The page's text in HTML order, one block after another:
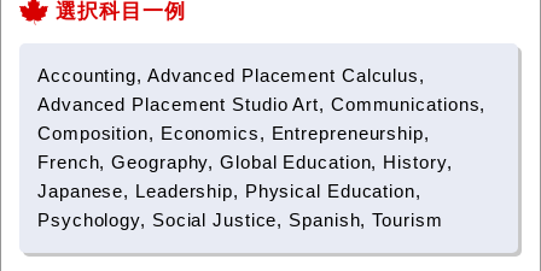
選択科目一例
Accounting, Advanced Placement Calculus,
Advanced Placement Studio Art, Communications,
Composition, Economics, Entrepreneurship,
French, Geography, Global Education, History,
Japanese, Leadership, Physical Education,
Psychology, Social Justice, Spanish, Tourism